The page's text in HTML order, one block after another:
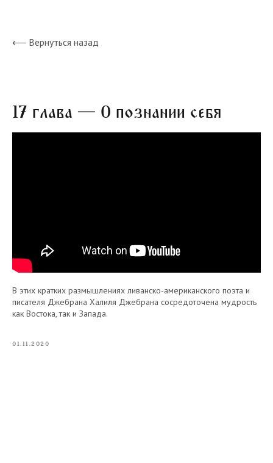
⟵ Вернуться назад
17 глава — О познании себя
В этих кратких размышлениях ливанско-американского поэта и
писателя Джебрана Халиля Джебрана сосредоточена мудрость
как Востока, так и Запада.
01.11.2020